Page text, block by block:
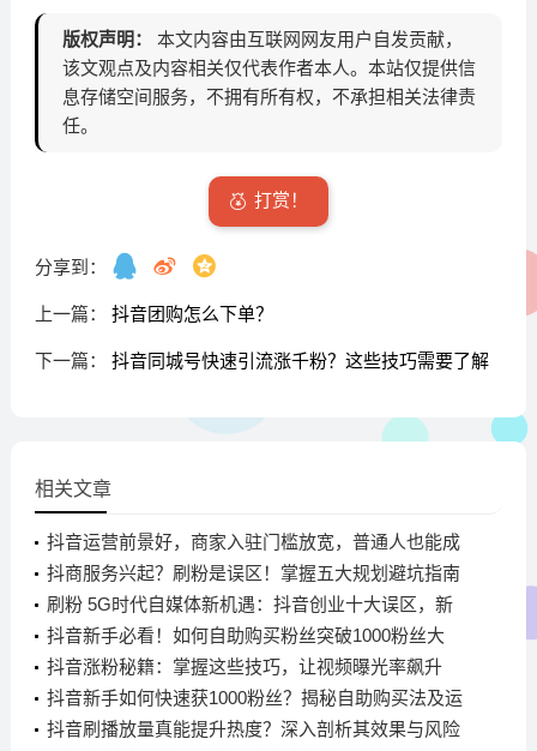
版权声明：
本文内容由互联网网友用户自发贡献，
该文观点及内容相关仅代表作者本人。本站仅提供信
息存储空间服务，不拥有所有权，不承担相关法律责
任。
打赏！
分享到：
上一篇： 抖音团购怎么下单？
下一篇： 抖音同城号快速引流涨千粉？这些技巧需要了解
相关文章
抖音运营前景好，商家入驻门槛放宽，普通人也能成
百万粉博主
抖商服务兴起？刷粉是误区！掌握五大规划避坑指南
刷粉 5G时代自媒体新机遇：抖音创业十大误区，新
手如何避坑与规划？
抖音新手必看！如何自助购买粉丝突破1000粉丝大
关？
抖音涨粉秘籍：掌握这些技巧，让视频曝光率飙升
抖音新手如何快速获1000粉丝？揭秘自助购买法及运
营建议
抖音刷播放量真能提升热度？深入剖析其效果与风险